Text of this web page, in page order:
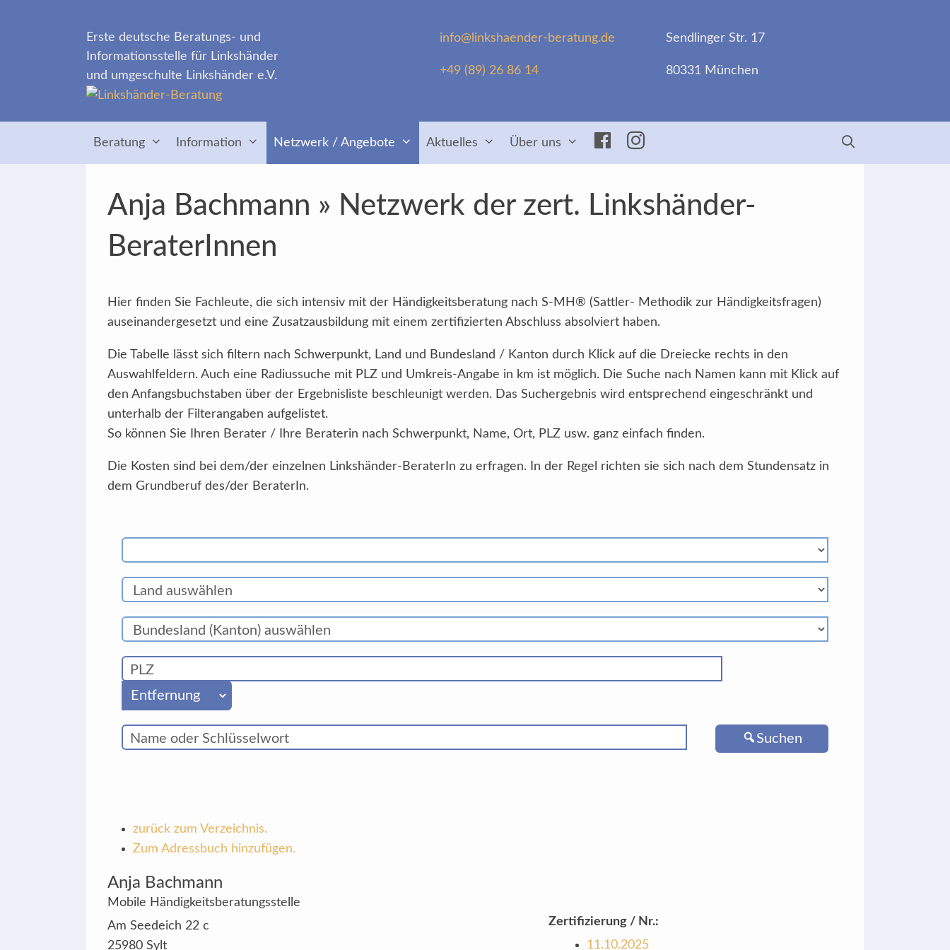
info@linkshaender-beratung.de
+49 (89) 26 86 14
Sendlinger Str. 17
80331 München
Erste deutsche Beratungs- und
Informationsstelle für Linkshänder
und umgeschulte Linkshänder e.V.
Beratung Information Netzwerk / Angebote Aktuelles Über uns Facebook
Insta
Anja Bachmann » Netzwerk der zert. Linkshänder-
BeraterInnen
Hier finden Sie Fachleute, die sich intensiv mit der Händigkeitsberatung nach S-MH® (Sattler- Methodik zur Händigkeitsfragen)
auseinandergesetzt und eine Zusatzausbildung mit einem zertifizierten Abschluss absolviert haben.
Die Tabelle lässt sich filtern nach Schwerpunkt, Land und Bundesland / Kanton durch Klick auf die Dreiecke rechts in den
Auswahlfeldern. Auch eine Radiussuche mit PLZ und Umkreis-Angabe in km ist möglich. Die Suche nach Namen kann mit Klick auf
den Anfangsbuchstaben über der Ergebnisliste beschleunigt werden. Das Suchergebnis wird entsprechend eingeschränkt und
unterhalb der Filterangaben aufgelistet.
So können Sie Ihren Berater / Ihre Beraterin nach Schwerpunkt, Name, Ort, PLZ usw. ganz einfach finden.
Die Kosten sind bei dem/der einzelnen Linkshänder-BeraterIn zu erfragen. In der Regel richten sie sich nach dem Stundensatz in
dem Grundberuf des/der BeraterIn.
Suchen
zurück zum Verzeichnis.
Zum Adressbuch hinzufügen.
Anja Bachmann
Mobile Händigkeitsberatungsstelle
Am Seedeich 22 c
25980 Sylt
Zertifizierung / Nr.:
11.10.2025